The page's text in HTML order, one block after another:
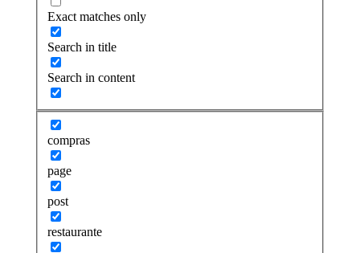
Exact matches only
Search in title
Search in content
compras
page
post
restaurante